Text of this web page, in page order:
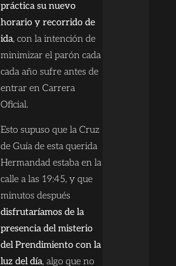
práctica su nuevo
horario y recorrido de
ida, con la intención de
minimizar el parón cada
cada año sufre antes de
entrar en Carrera
Oficial.
Esto supuso que la Cruz
de Guía de esta querida
Hermandad estaba en la
calle a las 19:45, y que
minutos después
disfrutaríamos de la
presencia del misterio
del Prendimiento con la
luz del día, algo que no